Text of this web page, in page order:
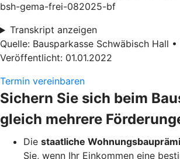
bsh-gema-frei-082025-bf
Transkript anzeigen
Quelle: Bausparkasse Schwäbisch Hall
Veröffentlicht: 01.01.2022
Termin vereinbaren
Sichern Sie sich beim
gleich mehrere
Die staatliche
Sie, wenn Ihr Einkommen eine